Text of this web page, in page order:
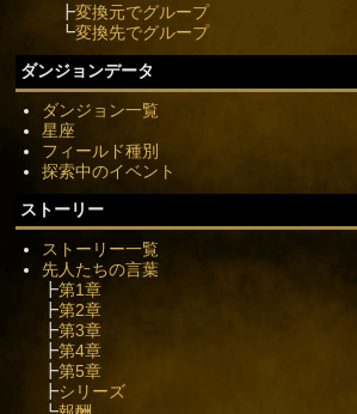
┣変換元でグループ
┗変換先でグループ
ダンジョンデータ
ダンジョン一覧
星座
フィールド種別
探索中のイベント
ストーリー
ストーリー一覧
先人たちの言葉
┣第1章
┣第2章
┣第3章
┣第4章
┣第5章
┣シリーズ